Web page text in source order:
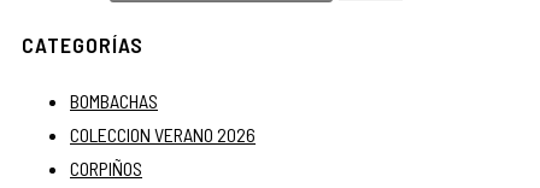
CATEGORÍAS
BOMBACHAS
COLECCION VERANO 2026
CORPIÑOS